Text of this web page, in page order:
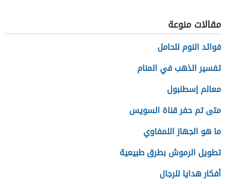
مقالات منوعة
فوائد النوم للحامل
تفسير الذهب في المنام
معالم إسطنبول
متى تم حفر قناة السويس
ما هو الجهاز اللمفاوي
تطويل الرموش بطرق طبيعية
أفكار هدايا للرجال